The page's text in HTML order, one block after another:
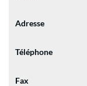
Adresse
Téléphone
Fax